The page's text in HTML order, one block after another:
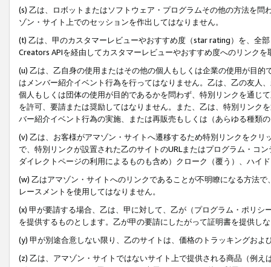
(s) 乙は、ロボットまたはソフトウェア・プログラムその他の方法を
ゾン・サイト上でのセッションを作出してはなりません。
(t) 乙は、甲のカスタマーレビューやおすすめ度（star rating）を、全
Creators APIを経由してカスタマーレビューやおすすめ度へのリンクを
(u) 乙は、乙自身の使用またはその他の個人もしくは企業の使用が目
はメンバー紹介イベント行為を行ってはなりません。乙は、乙の友人
個人もしくは団体の使用が目的であるかを問わず、特別リンクを通じ
を許可、要請または奨励してはなりません。また、乙は、特別リンク
バー紹介イベント行為の実施、または再販売もしくは（あらゆる種類
(v) 乙は、お客様がアマゾン・サイトへ遷移するため特別リンクをク
で、特別リンクが設置された乙のサイトのURLまたはプログラム・コ
ダイレクトページの利用によるものも含め）クローク（覆う）、ハイ
(w) 乙はアマゾン・サイトへのリンクであることが不明瞭になる方法
レースメントを使用してはなりません。
(x) 甲が要請する場合、乙は、甲に対して、乙が（プログラム・ポリ
を提供するものとします。乙が甲の要請にしたがって証明書を提供し
(y) 甲が別途合意しない限り、乙のサイトは、価格のトラッキングお
(z) 乙は、アマゾン・サイトではないサイト上で提供される商品（例